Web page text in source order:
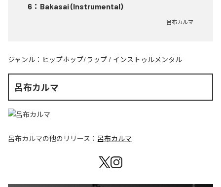
6 ： Bakasai (Instrumental)
呂布カルマ
ジャンル： ヒップホップ/ラップ / インストゥルメンタル
呂布カルマ
呂布カルマの他のリリース： 呂布カルマ